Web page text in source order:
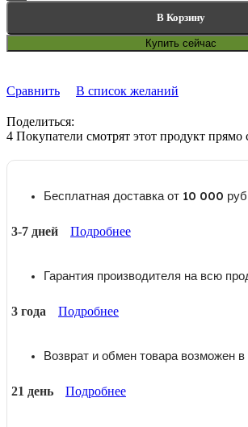
В Корзину
Купить сейчас
Сравнить В список желаний
Поделиться:
4 Покупатели смотрят этот продукт прямо
Бесплатная доставка от 10 000
3-7 дней Подробнее
Гарантия производителя на всю
3 года Подробнее
Возврат и обмен товара возможен в
21 день Подробнее